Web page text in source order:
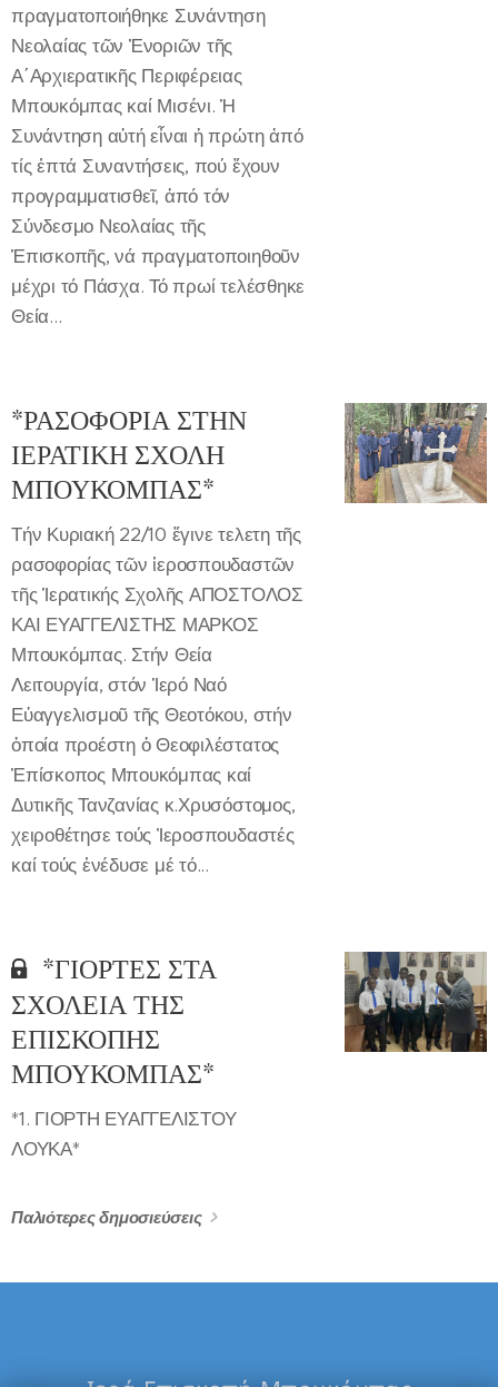
πραγματοποιήθηκε Συνάντηση
Νεολαίας τῶν Ἐνοριῶν τῆς
Α΄Αρχιερατικῆς Περιφέρειας
Μπουκόμπας καί Μισένι. Ἡ
Συνάντηση αὐτή εἶναι ἠ πρώτη ἀπό
τίς ἑπτά Συναντήσεις, πού ἔχουν
προγραμματισθεῖ, ἀπό τόν
Σύνδεσμο Νεολαίας τῆς
Ἐπισκοπῆς, νά πραγματοποιηθοῦν
μέχρι τό Πάσχα. Τό πρωί τελέσθηκε
Θεία...
*ΡΑΣΟΦΟΡΙΑ ΣΤΗΝ
ΙΕΡΑΤΙΚΗ ΣΧΟΛΗ
ΜΠΟΥΚΟΜΠΑΣ*
Τήν Κυριακή 22/10 ἔγινε τελετη τῆς
ρασοφορίας τῶν ἱεροσπουδαστῶν
τῆς Ἱερατικής Σχολῆς ΑΠΟΣΤΟΛΟΣ
ΚΑΙ ΕΥΑΓΓΕΛΙΣΤΗΣ ΜΑΡΚΟΣ
Μπουκόμπας. Στήν Θεία
Λειτουργία, στόν Ἱερό Ναό
Εὐαγγελισμοῦ τῆς Θεοτόκου, στήν
ὁποία προέστη ὁ Θεοφιλέστατος
Ἐπίσκοπος Μπουκόμπας καί
Δυτικῆς Τανζανίας κ.Χρυσόστομος,
χειροθέτησε τούς Ἰεροσπουδαστές
καί τούς ἐνέδυσε μέ τό...
*ΓΙΟΡΤΕΣ ΣΤΑ
ΣΧΟΛΕΙΑ ΤΗΣ
ΕΠΙΣΚΟΠΗΣ
ΜΠΟΥΚΟΜΠΑΣ*
*1. ΓΙΟΡΤΗ ΕΥΑΓΓΕΛΙΣΤΟΥ
ΛΟΥΚΑ*
Παλιότερες δημοσιεύσεις